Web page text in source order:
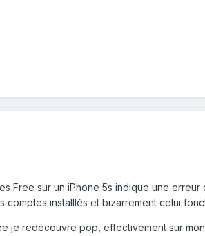
Free sur un iPhone 5s indique une
comptes installlés et bizarrement celui
je redécouvre pop, effectivement sur